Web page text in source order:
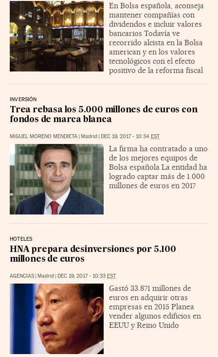
En Bolsa española, aconseja
mantener compañías con
dividendos e incluir valores
bancarios Todavía ve
recorrido alcista en la Bolsa
american y en los valores
tecnológicos con el efecto
positivo de la reforma fiscal
INVERSIÓN
Trea rebasa los 5.000 millones de euros con
fondos de marca blanca
MIGUEL MORENO MENDIETA Madrid DEC 19, 2017 - 10:34 EST
La firma ha contratado a uno
de los mejores equipos de
Bolsa española La entidad ha
logrado captar más de 1.000
millones de euros en 2017
HOTELES
HNA prepara desinversiones por 5.100
millones de euros
AGENCIAS Madrid DEC 19, 2017 - 10:33 EST
Gastó 33.871 millones de
euros en adquirir otras
empresas en 2015 Planea
vender algunos edificios en
EEUU y Reino Unido